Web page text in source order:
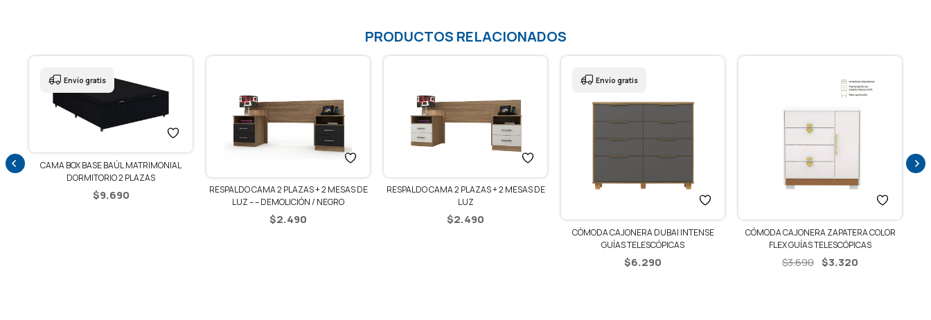
PRODUCTOS RELACIONADOS
CAMA BOX BASE BAÚL MATRIMONIAL
DORMITORIO 2 PLAZAS
$9.690
Envío gratis
RESPALDO CAMA 2 PLAZAS + 2 MESAS DE
LUZ – – DEMOLICIÓN / NEGRO
$2.490
RESPALDO CAMA 2 PLAZAS + 2 MESAS DE
LUZ
$2.490
CÓMODA CAJONERA DUBAI INTENSE
GUÍAS TELESCÓPICAS
$6.290
Envío gratis
CÓMODA CAJONERA ZAPATERA COLOR
FLEX GUÍAS TELESCÓPICAS
$3.690 El
$3.320